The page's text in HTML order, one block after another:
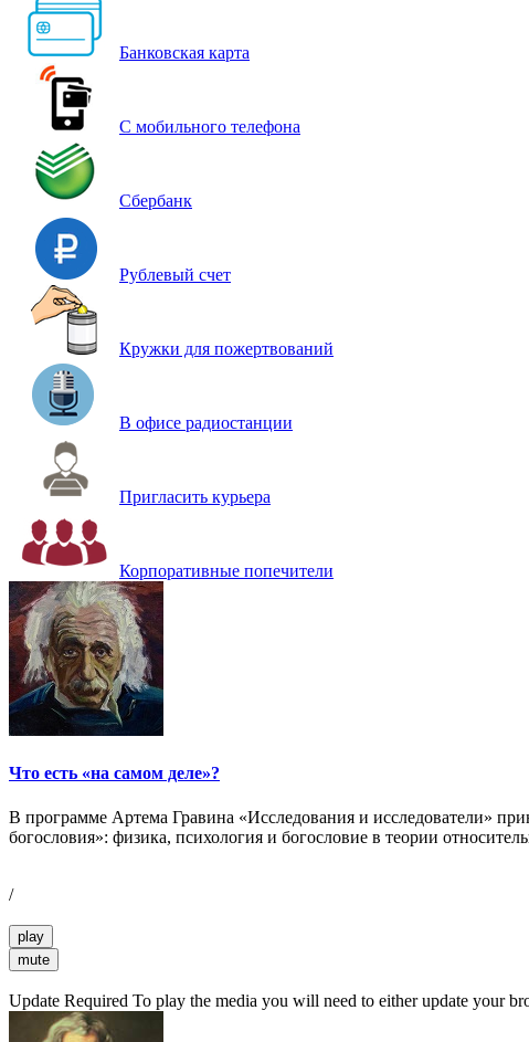
Банковская карта
С мобильного телефона
Сбербанк
Рублевый счет
Кружки для пожертвований
В офисе радиостанции
Пригласить курьера
Корпоративные попечители
Что есть «на самом деле»?
В программе Артема Гравина «Исследования и исследователи»
богословия»: физика, психология и богословие в теории
/
play
mute
Update Required To play the media you will need to either update your